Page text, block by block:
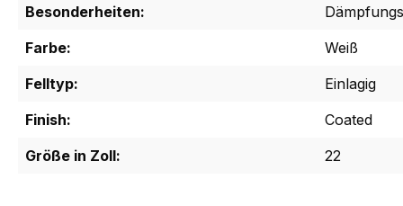
Besonderheiten:
Farbe:
Weiß
Felltyp:
Einlagig
Finish:
Coated
Größe in Zoll:
22